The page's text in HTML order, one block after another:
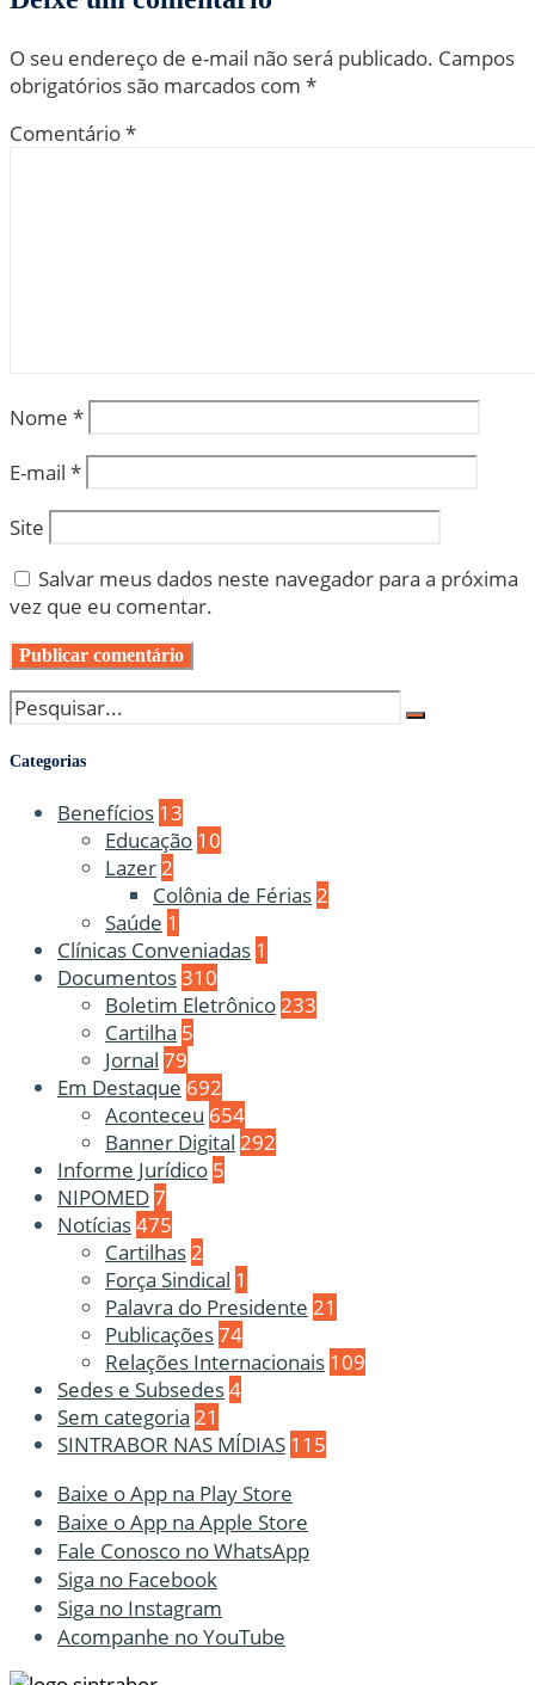
O seu endereço de e-mail não será publicado. Campos
obrigatórios são marcados com *
Comentário*
Nome *
E-mail *
Site
Salvar meus dados neste navegador para a próxima
vez que eu comentar.
Categorias
Benefícios 13
Educação 10
Lazer2
Colônia de Férias2
Saúde 1
Clínicas Conveniadas 1
Documentos310
Boletim Eletrônico233
Cartilha 5
Jornal 79
Em Destaque 692
Aconteceu 654
Banner Digital 292
Informe Jurídico 5
NIPOMED7
Notícias475
Cartilhas2
Força Sindical 1
Palavra do Presidente 21
Publicações74
Relações Internacionais 109
Sedes e Subsedes4
Sem categoria 21
SINTRABOR NAS MÍDIAS 115
Baixe o App na Play Store
Baixe o App na Apple Store
Fale Conosco no WhatsApp
Siga no Facebook
Siga no Instagram
Acompanhe no YouTube